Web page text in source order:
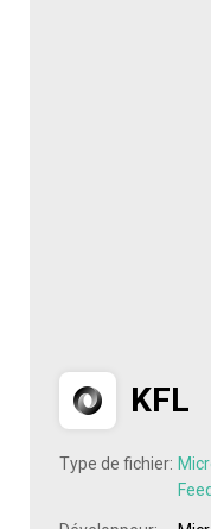
KFL
Type de fichier: